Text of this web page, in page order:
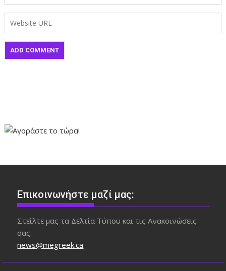
Επικοινωνήστε μαζί μας:
Στείλτε μας τα Δελτία Τύπου και τις Ανακοινώσεις
σας:
news@megreek.ca